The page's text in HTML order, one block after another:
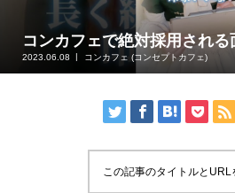
コンカフェで絶対採用され
2023.06.08 コンカフェ (コンセプトカフェ)
この記事のタイトルとURL